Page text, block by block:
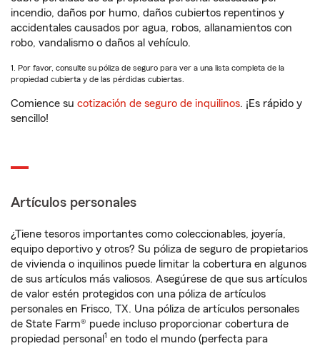
incendio, daños por humo, daños cubiertos repentinos y
accidentales causados por agua, robos, allanamientos con
robo, vandalismo o daños al vehículo.
1. Por favor, consulte su póliza de seguro para ver a una lista completa de la
propiedad cubierta y de las pérdidas cubiertas.
Comience su cotización de seguro de inquilinos. ¡Es rápido y
sencillo!
Artículos personales
¿Tiene tesoros importantes como coleccionables, joyería,
equipo deportivo y otros? Su póliza de seguro de propietarios
de vivienda o inquilinos puede limitar la cobertura en algunos
de sus artículos más valiosos. Asegúrese de que sus artículos
de valor estén protegidos con una póliza de artículos
personales en Frisco, TX. Una póliza de artículos personales
de State Farm® puede incluso proporcionar cobertura de
propiedad personal 1 en todo el mundo (perfecta para